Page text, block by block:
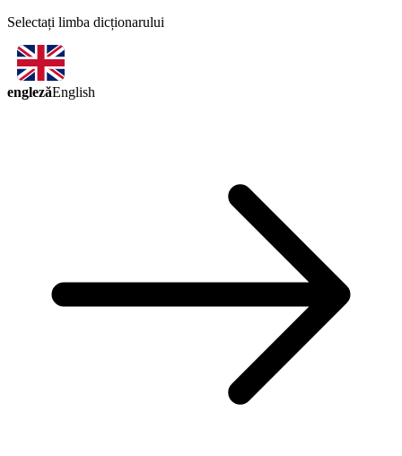
Selectați limba dicționarului
englezăEnglish